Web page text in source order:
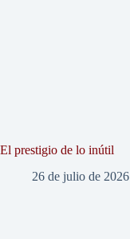
El prestigio de lo inútil
26 de julio de 2026